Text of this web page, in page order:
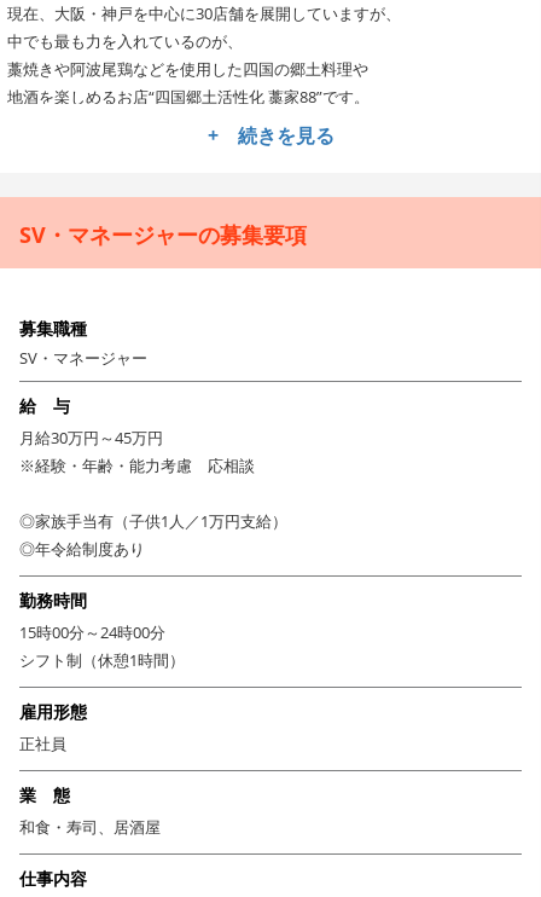
現在、大阪・神戸を中心に30店舗を展開していますが、
中でも最も力を入れているのが、
藁焼きや阿波尾鶏などを使用した四国の郷土料理や
地酒を楽しめるお店“四国郷土活性化 藁家88”です。
あなたにはそのブランドマネージャーとして、
より良い店づくりに力を発揮していただきたいと思っています。
オペレーションを知っていただくことから始まり、
新たな食材の仕入れルート開拓などもお任せしていく予定です。
飲食店でのマネージャー経験がある方はもちろんの事、
今までの現場経験を踏まえたうえで
さらなるキャリアアップを考えている方も大歓迎。
です。
【手厚い待遇、安定した環境で着実にスキルを身に付けられ
る】
より高いパフォーマンスを発揮するためには
安定した職場環境が不可欠です。
同社では、家族手当や産休・育休等完備で、
家族持ちの方でも安心していただけますし、
引っ越し手当もありますので勤務地等も相談に応じます。
また、将来独立を考えているものの
+ 続きを見る
SV・マネージャーの募集要項
募集職種
SV・マネージャー
給 与
月給30万円～45万円
※経験・年齢・能力考慮 応相談
◎家族手当有（子供1人／1万円支給）
◎年令給制度あり
勤務時間
15時00分～24時00分
シフト制（休憩1時間）
雇用形態
正社員
業 態
和食・寿司、居酒屋
仕事内容